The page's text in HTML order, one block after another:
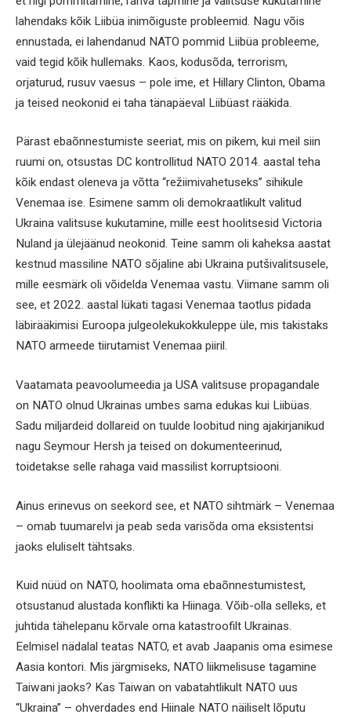
lahendaks kõik Liibüa inimõiguste probleemid. Nagu võis
ennustada, ei lahendanud NATO pommid Liibüa probleeme,
vaid tegid kõik hullemaks. Kaos, kodusõda, terrorism,
orjaturud, rusuv vaesus – pole ime, et Hillary Clinton, Obama
ja teised neokonid ei taha tänapäeval Liibüast rääkida.
Pärast ebaõnnestumiste seeriat, mis on pikem, kui meil siin
ruumi on, otsustas DC kontrollitud NATO 2014. aastal teha
kõik endast oleneva ja võtta “režiimivahetuseks” sihikule
Venemaa ise. Esimene samm oli demokraatlikult valitud
Ukraina valitsuse kukutamine, mille eest hoolitsesid Victoria
Nuland ja ülejäänud neokonid. Teine samm oli kaheksa aastat
kestnud massiline NATO sõjaline abi Ukraina putšivalitsusele,
mille eesmärk oli võidelda Venemaa vastu. Viimane samm oli
see, et 2022. aastal lükati tagasi Venemaa taotlus pidada
läbirääkimisi Euroopa julgeolekukokkuleppe üle, mis takistaks
NATO armeede tiirutamist Venemaa piiril.
Vaatamata peavoolumeedia ja USA valitsuse propagandale
on NATO olnud Ukrainas umbes sama edukas kui Liibüas.
Sadu miljardeid dollareid on tuulde loobitud ning ajakirjanikud
nagu Seymour Hersh ja teised on dokumenteerinud,
toidetakse selle rahaga vaid massilist korruptsiooni.
Ainus erinevus on seekord see, et NATO sihtmärk – Venemaa
– omab tuumarelvi ja peab seda varisõda oma eksistentsi
jaoks eluliselt tähtsaks.
Kuid nüüd on NATO, hoolimata oma ebaõnnestumistest,
otsustanud alustada konflikti ka Hiinaga. Võib-olla selleks, et
juhtida tähelepanu kõrvale oma katastroofilt Ukrainas.
Eelmisel nädalal teatas NATO, et avab Jaapanis oma esimese
Aasia kontori. Mis järgmiseks, NATO liikmelisuse tagamine
Taiwani jaoks? Kas Taiwan on vabatahtlikult NATO uus
“Ukraina” – ohverdades end Hiinale NATO näiliselt lõputu